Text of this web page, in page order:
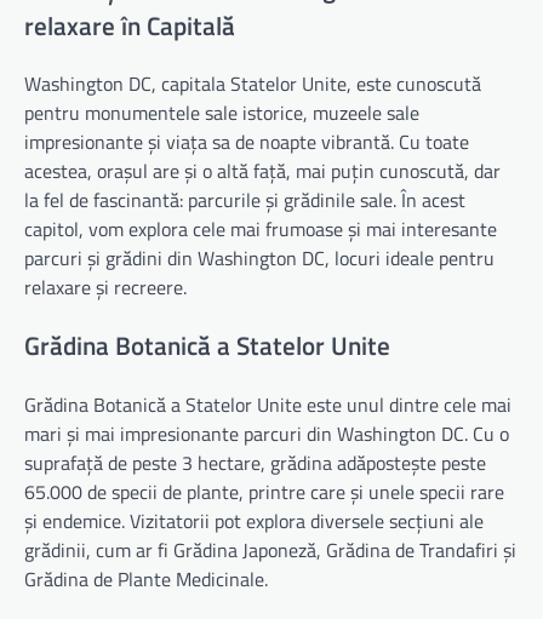
relaxare în Capitală
Washington DC, capitala Statelor Unite, este cunoscută
pentru monumentele sale istorice, muzeele sale
impresionante și viața sa de noapte vibrantă. Cu toate
acestea, orașul are și o altă față, mai puțin cunoscută, dar
la fel de fascinantă: parcurile și grădinile sale. În acest
capitol, vom explora cele mai frumoase și mai interesante
parcuri și grădini din Washington DC, locuri ideale pentru
relaxare și recreere.
Grădina Botanică a Statelor Unite
Grădina Botanică a Statelor Unite este unul dintre cele mai
mari și mai impresionante parcuri din Washington DC. Cu o
suprafață de peste 3 hectare, grădina adăpostește peste
65.000 de specii de plante, printre care și unele specii rare
și endemice. Vizitatorii pot explora diversele secțiuni ale
grădinii, cum ar fi Grădina Japoneză, Grădina de Trandafiri și
Grădina de Plante Medicinale.